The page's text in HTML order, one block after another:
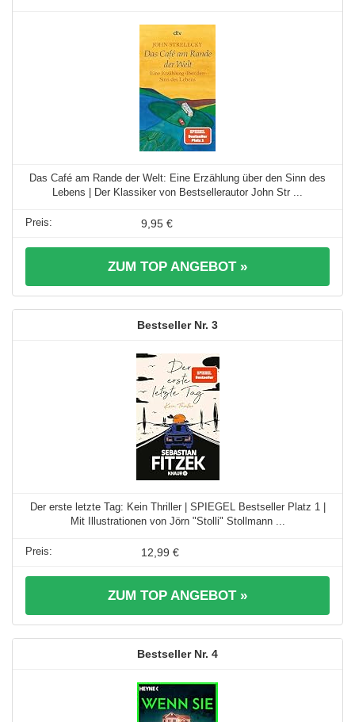
Das Café am Rande der Welt: Eine Erzählung über den Sinn des
Lebens | Der Klassiker von Bestsellerautor John Str ...
9,95 €
ZUM TOP ANGEBOT »
3
Der erste letzte Tag: Kein Thriller | SPIEGEL Bestseller Platz 1 |
Mit Illustrationen von Jörn "Stolli" Stollmann ...
12,99 €
ZUM TOP ANGEBOT »
4